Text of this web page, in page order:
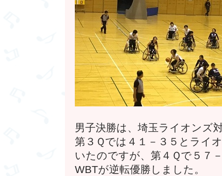
男子決勝は、埼玉ライオンズ
第３Ｑでは４１－３５とライ
いたのですが、第４Ｑで５７
WBTが逆転優勝しました。